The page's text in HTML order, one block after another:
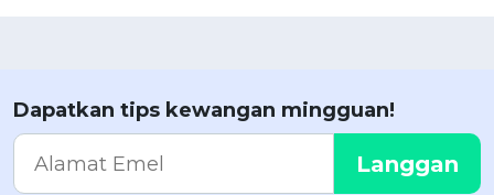
Dapatkan tips kewangan mingguan!